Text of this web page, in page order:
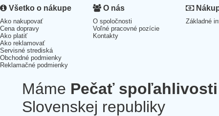
Všetko o nákupe
Ako nakupovať
Cena dopravy
Ako platiť
Ako reklamovať
Servisné strediská
Obchodné podmienky
Reklamačné podmienky
O nás
O spoločnosti
Voľné pracovné pozície
Kontakty
Základné
Máme Pečať spoľahlivosti
Slovenskej republiky